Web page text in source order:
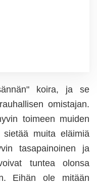
koira, ja se
omistajan.
toimeen muiden
sietää muita eläimiä
tasapainoinen ja
tuntea olonsa
Eihän ole mitään